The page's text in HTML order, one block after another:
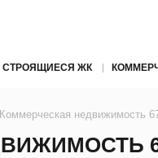
СТРОЯЩИЕСЯ ЖК
Коммерческая недвижимость